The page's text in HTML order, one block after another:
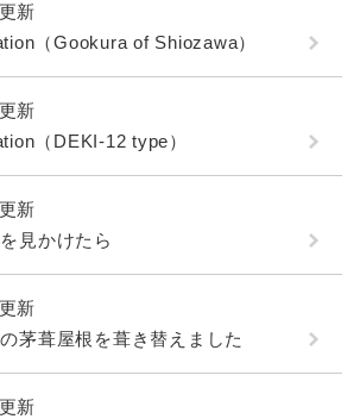
新
（Gookura of Shiozawa）
新
（DEKI-12 type）
新
見かけたら
新
茅葺屋根を葺き替えました
新